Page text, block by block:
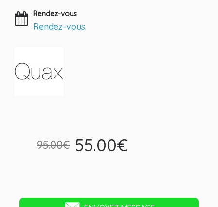
Rendez-vous
Rendez-vous
95.00€ 55.00€